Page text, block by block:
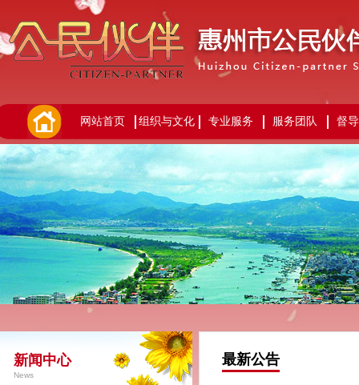
网站首页 组织与文化 专业服务 服务团队 督
新闻中心
News
最新公告